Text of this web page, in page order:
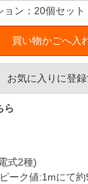
ン：20個セット
お気に入りに登録
ら
式2種)
ーク値:1mにて